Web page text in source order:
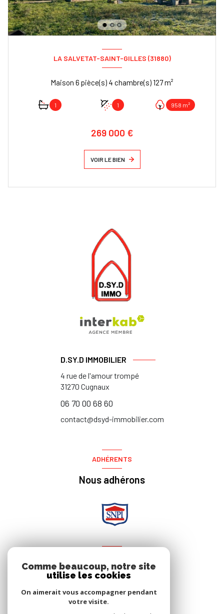
LA SALVETAT-SAINT-GILLES (31880)
Maison 6 pièce(s) 4 chambre(s) 127 m²
1 1 958 m²
269 000 €
VOIR LE BIEN
D.SY.D IMMOBILIER
4 rue de l'amour trompé
31270 Cugnaux
06 70 00 68 60
contact@dsyd-immobilier.com
ADHÉRENTS
Nous adhérons
Nous suivre
Comme beaucoup, notre site
utilise les cookies
On aimerait vous accompagner pendant
votre visite.